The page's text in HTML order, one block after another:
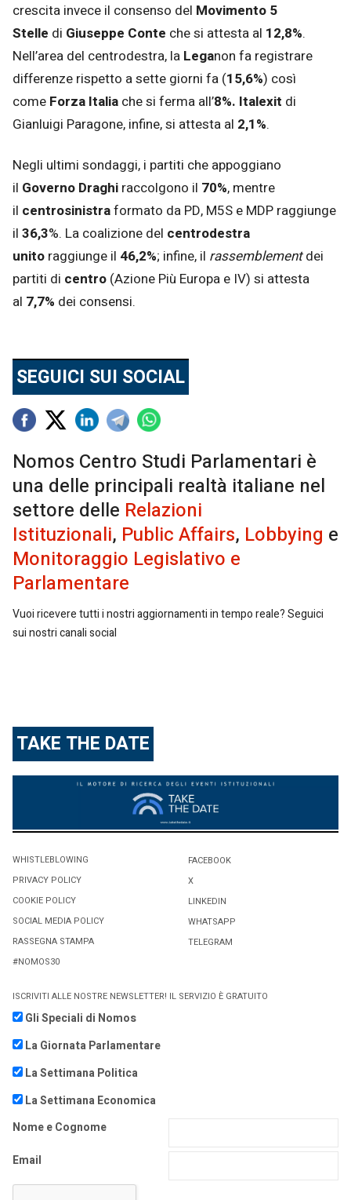
crescita invece il consenso del Movimento 5
Stelle di Giuseppe Conte che si attesta al 12,8%.
Nell’area del centrodestra, la Leganon fa registrare
differenze rispetto a sette giorni fa (15,6%) così
come Forza Italia che si ferma all’8%. Italexit di
Gianluigi Paragone, infine, si attesta al 2,1%.
Negli ultimi sondaggi, i partiti che appoggiano
il Governo Draghi raccolgono il 70%, mentre
il centrosinistraformato da PD, M5S e MDP raggiunge
il 36,3%. La coalizione del centrodestra
unito raggiunge il 46,2%; infine, il rassemblementdei
partiti di centro (Azione Più Europa e IV) si attesta
al 7,7% dei consensi.
SEGUICI SUI SOCIAL
Nomos Centro Studi Parlamentari è
una delle principali realtà italiane nel
settore delle Relazioni
Istituzionali, Public Affairs, Lobbying e
Monitoraggio Legislativo e
Parlamentare
Vuoi ricevere tutti i nostri aggiornamenti in tempo reale? Seguici
sui nostri canali social
TAKE THE DATE
WHISTLEBLOWING
PRIVACY POLICY
COOKIE POLICY
SOCIAL MEDIA POLICY
RASSEGNA STAMPA
#NOMOS30
FACEBOOK
X
LINKEDIN
WHATSAPP
TELEGRAM
ISCRIVITI ALLE NOSTRE NEWSLETTER! IL SERVIZIO È GRATUITO
Gli Speciali di Nomos
La Giornata Parlamentare
La Settimana Politica
La Settimana Economica
Nome e Cognome
Email